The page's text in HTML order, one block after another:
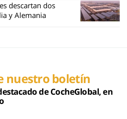
descartan dos
y Alemania
nuestro boletín
de CocheGlobal, en